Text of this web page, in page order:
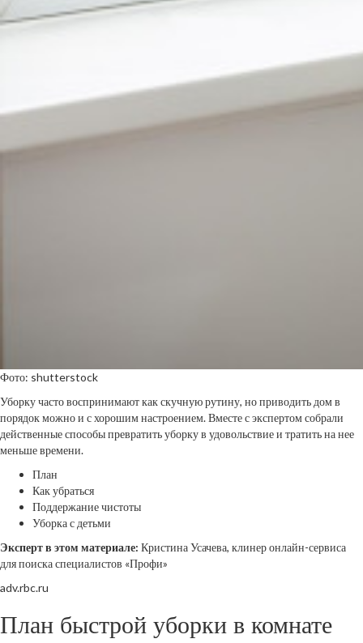
Фото: shutterstock
Уборку часто воспринимают как скучную рутину, но приводить дом в
порядок можно и с хорошим настроением. Вместе с экспертом собрали
действенные способы превратить уборку в удовольствие и тратить на нее
меньше времени.
План
Как убраться
Поддержание чистоты
Уборка с детьми
Эксперт в этом материале: Кристина Усачева, клинер онлайн-сервиса
для поиска специалистов «Профи»
adv.rbc.ru
План быстрой уборки в комнате